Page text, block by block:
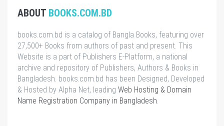
ABOUT BOOKS.COM.BD
books.com.bd is a catalog of Bangla Books, featuring over
27,500+ Books from authors of past and present. This
Website is a part of Publishers E-Platform, a national
archive and repository of Publishers, Authors & Books in
Bangladesh. books.com.bd has been Designed, Developed
& Hosted by Alpha Net, leading Web Hosting & Domain
Name Registration Company in Bangladesh